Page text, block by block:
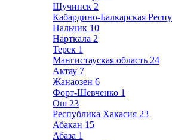
Щучинск 2
Кабардино-Балкарская
Нальчик 10
Нарткала 2
Терек 1
Мангистауская область 24
Актау 7
Жанаозен 6
Форт-Шевченко 1
Ош 23
Республика Хакасия 23
Абакан 15
Абаза 1